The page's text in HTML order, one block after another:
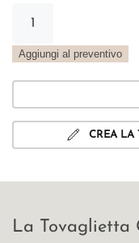
Metal
Aggiungi al preventivo
CREA LA
La Tovaglietta